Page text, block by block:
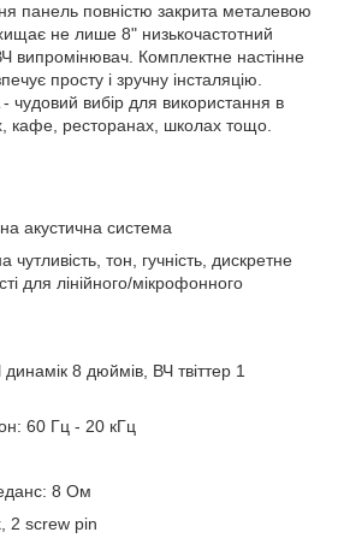
панель повністю закрита металевою
не лише 8" низькочастотний
випромінювач. Комплектне настінне
просту і зручну інсталяцію.
чудовий вибір для використання в
кафе, ресторанах, школах тощо.
акустична система
чутливість, тон, гучність, дискретне
для лінійного/мікрофонного
8 дюймів, ВЧ твіттер 1
60 Гц - 20 кГц
8 Ом
2 screw pin